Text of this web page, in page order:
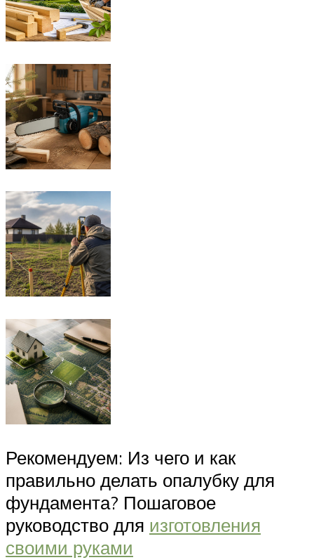
Рекомендуем: Из чего и как
правильно делать опалубку для
фундамента? Пошаговое
руководство для изготовления
своими руками